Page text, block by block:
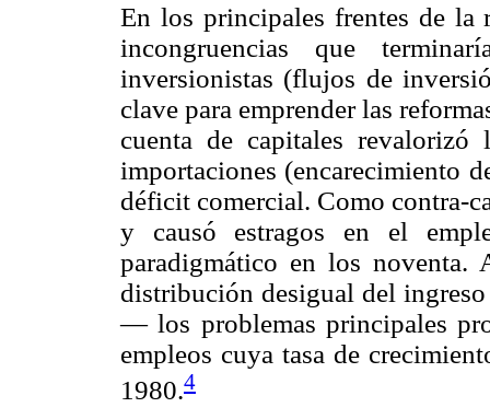
En los principales frentes de la
incongruencias que
inversionistas (flujos de
clave para emprender las
cuenta de capitales
importaciones (encarecimiento
déficit comercial. Como contra-
y causó estragos en el
paradigmático en los noventa.
distribución desigual del
— los problemas principales
empleos cuya tasa de
1980.4